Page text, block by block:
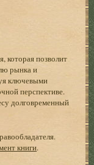
которая позволит
рынка и
ключевыми
перспективе.
долговременный
книги.